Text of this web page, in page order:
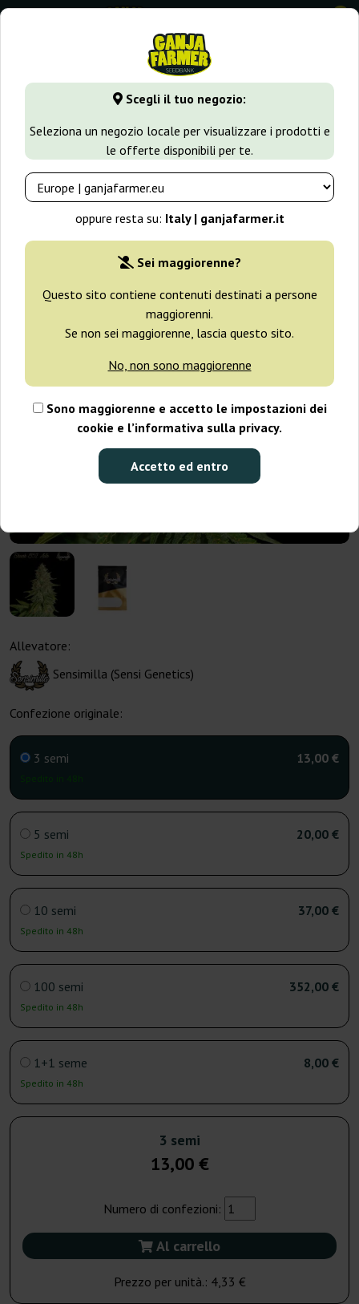
Scegli il tuo negozio:
Seleziona un negozio locale per visualizzare i prodotti e
le offerte disponibili per te.
oppure resta su: Italy | ganjafarmer.it
Sei maggiorenne?
Questo sito contiene contenuti destinati a persone
maggiorenni.
Se non sei maggiorenne, lascia questo sito.
No, non sono maggiorenne
Sono maggiorenne e accetto le impostazioni dei
cookie e l’informativa sulla privacy.
Accetto ed entro
0
GanjaFarmer.it Varietà di Cannabis Skunk Skunk B52
Genetics)
Allevatore:
Sensimilla (Sensi Genetics)
Confezione originale:
3 semi 13,00 €
5 semi
Spedito in 48h
20,00 €
10 semi
Spedito in 48h
37,00 €
100 semi
Spedito in 48h
352,00 €
1+1 seme
Spedito in 48h
8,00 €
3 semi
13,00 €
Numero di confezioni:
Al carrello
Prezzo per unità.: 4,33 €